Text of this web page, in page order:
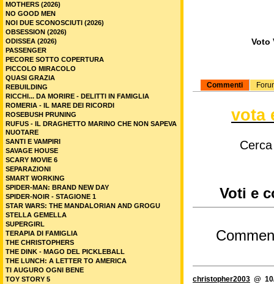
Voto
Commenti
vota
Voti e
christopher2003 @
MOTHERS (2026)
NO GOOD MEN
NOI DUE SCONOSCIUTI (2026)
OBSESSION (2026)
ODISSEA (2026)
PASSENGER
PECORE SOTTO COPERTURA
PICCOLO MIRACOLO
QUASI GRAZIA
REBUILDING
RICCHI... DA MORIRE - DELITTI IN FAMIGLIA
ROMERIA - IL MARE DEI RICORDI
ROSEBUSH PRUNING
RUFUS - IL DRAGHETTO MARINO CHE NON SAPEVA
NUOTARE
SANTI E VAMPIRI
SAVAGE HOUSE
SCARY MOVIE 6
SEPARAZIONI
SMART WORKING
SPIDER-MAN: BRAND NEW DAY
SPIDER-NOIR - STAGIONE 1
STAR WARS: THE MANDALORIAN AND GROGU
STELLA GEMELLA
SUPERGIRL
TERAPIA DI FAMIGLIA
THE CHRISTOPHERS
THE DINK - MAGO DEL PICKLEBALL
THE LUNCH: A LETTER TO AMERICA
TI AUGURO OGNI BENE
TOY STORY 5